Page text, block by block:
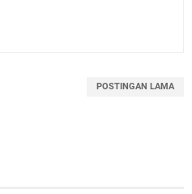
POSTINGAN LAMA